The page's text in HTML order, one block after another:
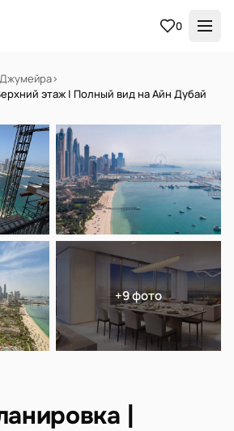
0
›
этаж | Полный вид на Айн Дубай
plan
+9 фото
|